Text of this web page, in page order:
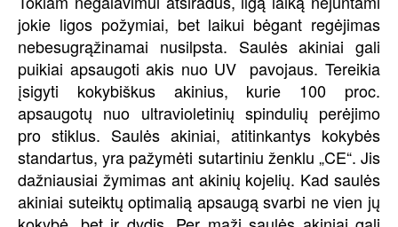
jokie ligos požymiai, bet laikui bėgant regėjimas
nebesugrąžinamai nusilpsta. Saulės akiniai gali
puikiai apsaugoti akis nuo UV pavojaus. Tereikia
įsigyti kokybiškus akinius, kurie 100 proc.
apsaugotų nuo ultravioletinių spindulių perėjimo
pro stiklus. Saulės akiniai, atitinkantys kokybės
standartus, yra pažymėti sutartiniu ženklu „CE“. Jis
dažniausiai žymimas ant akinių kojelių. Kad saulės
akiniai suteiktų optimalią apsaugą svarbi ne vien jų